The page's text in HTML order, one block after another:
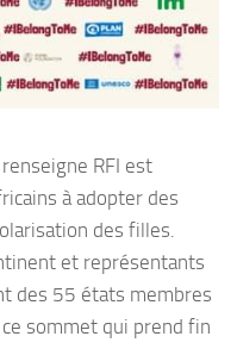
RFI est
à adopter des
des filles.
et représentants
des 55 états membres
sommet qui prend fin